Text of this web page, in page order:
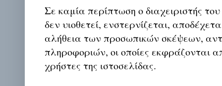
Σε καμία περίπτωση ο διαχειριστής
δεν υιοθετεί, ενστερνίζεται,
αλήθεια των προσωπικών σκέψεων,
πληροφοριών, οι οποίες εκφράζονται
χρήστες της ιστοσελίδας.